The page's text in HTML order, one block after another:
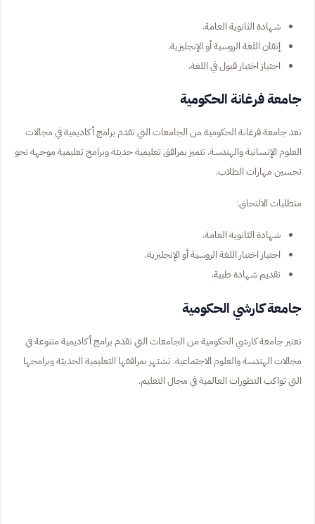
شهادة الثانوية العامة.
إتقان اللغة الروسية أو الإنجليزية.
اجتياز اختبار قبول في اللغة.
جامعة فرغانة الحكومية
تعد جامعة فرغانة الحكومية من الجامعات التي تقدم برامج أكاديمية في مجالات
العلوم الإنسانية والهندسة. تتميز بمرافق تعليمية حديثة وبرامج تعليمية موجهة نحو
تحسين مهارات الطلاب.
متطلبات الالتحاق:
شهادة الثانوية العامة.
اجتياز اختبار اللغة الروسية أو الإنجليزية.
تقديم شهادة طبية.
جامعة كارشي الحكومية
تعتبر جامعة كارشي الحكومية من الجامعات التي تقدم برامج أكاديمية متنوعة في
مجالات الهندسة والعلوم الاجتماعية. تشتهر بمرافقها التعليمية الحديثة وبرامجها
التي تواكب التطورات العالمية في مجال التعليم.